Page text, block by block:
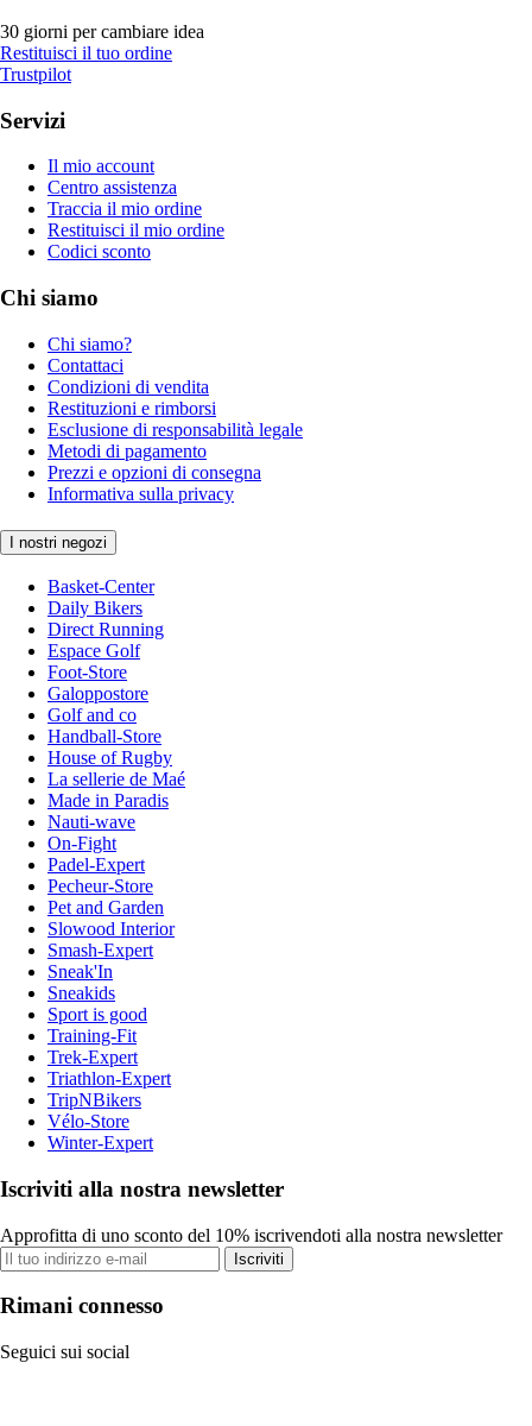
30 giorni per cambiare idea
Restituisci il tuo ordine
Trustpilot
Servizi
Il mio account
Centro assistenza
Traccia il mio ordine
Restituisci il mio ordine
Codici sconto
Chi siamo
Chi siamo?
Contattaci
Condizioni di vendita
Restituzioni e rimborsi
Esclusione di responsabilità legale
Metodi di pagamento
Prezzi e opzioni di consegna
Informativa sulla privacy
I nostri negozi
Basket-Center
Daily Bikers
Direct Running
Espace Golf
Foot-Store
Galoppostore
Golf and co
Handball-Store
House of Rugby
La sellerie de Maé
Made in Paradis
Nauti-wave
On-Fight
Padel-Expert
Pecheur-Store
Pet and Garden
Slowood Interior
Smash-Expert
Sneak'In
Sneakids
Sport is good
Training-Fit
Trek-Expert
Triathlon-Expert
TripNBikers
Vélo-Store
Winter-Expert
Iscriviti alla nostra newsletter
Approfitta di uno sconto del 10% iscrivendoti alla nostra newsletter
Iscriviti
Rimani connesso
Seguici sui social